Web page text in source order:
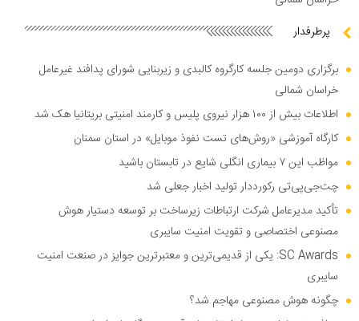
پرطرفدار
برگزاری دومین جلسه کارگروه کالبدی و زیربنایی شورای پدافند غیرعامل
خراسان شمالی
اطلاعات بیش از ۱۰۰ هزار نیروی پلیس و کارمند امنیتی بریتانیا هک شد
کارگاه آموزشی «روش‌های تست نفوذ موبایل» در استان سمنان
مواظب این ۷ بیماری انگلی شایع در تابستان باشید
چت‌جی‌پی‌تی رکورددار تولید اخبار جعلی شد
تأکید مدیرعامل شرکت ارتباطات زیرساخت بر توسعه دستیار هوش
مصنوعی اختصاصی و تقویت امنیت سایبری
SC Awards: یکی از قدیمی‌ترین و معتبرترین جوایز در صنعت امنیت
سایبری
چگونه هوش مصنوعی مهاجم شد؟